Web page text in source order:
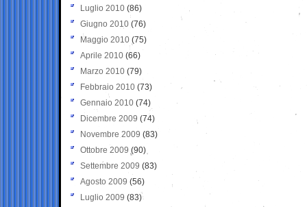
Luglio 2010 (86)
Giugno 2010 (76)
Maggio 2010 (75)
Aprile 2010 (66)
Marzo 2010 (79)
Febbraio 2010 (73)
Gennaio 2010 (74)
Dicembre 2009 (74)
Novembre 2009 (83)
Ottobre 2009 (90)
Settembre 2009 (83)
Agosto 2009 (56)
Luglio 2009 (83)